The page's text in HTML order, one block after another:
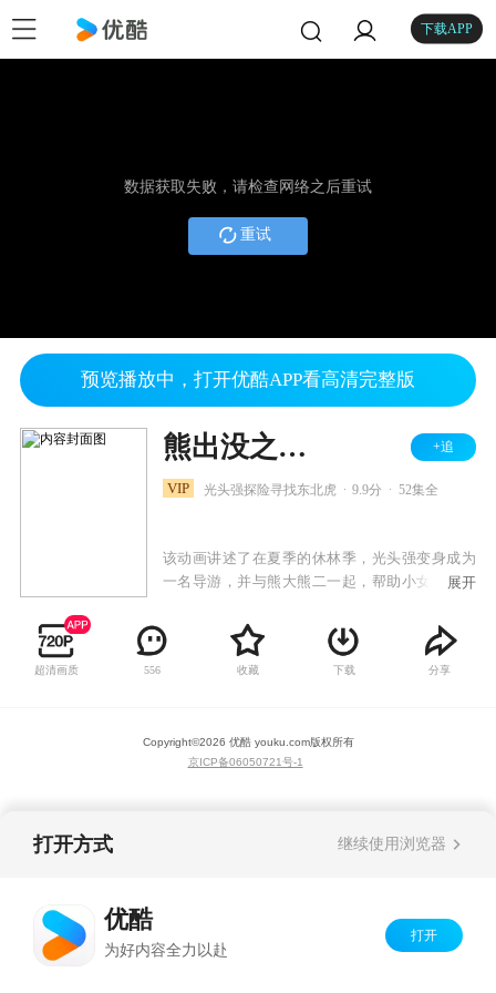
下载APP
数据获取失败，请检查网络之后重试
重试
预览播放中，打开优酷APP看高清完整版
熊出没之探险日记 +追
VIP 光头强探险寻找东北虎 9.9分 52集全
该动画讲述了在夏季的休林季，光头强变身成为
一名导游，并与熊大熊二一起，帮助小女孩赵琳
虎的探险路上，他们走过美丽神秘的森林、奇妙
的地下世界、缤纷的雪山世界……他们不仅面临
自然生存的考验，还要与盗猎者反派斗智斗勇、
展开
超清画质 556 收藏 下载 分享
Copyright©2026 优酷 youku.com版权所有
京ICP备06050721号-1
打开方式 继续使用浏览器
优酷
为好内容全力以赴
打开